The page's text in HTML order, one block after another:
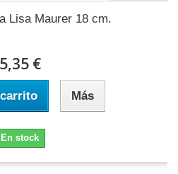
Lisa Maurer 18 cm.
5,35 €
Más
En stock